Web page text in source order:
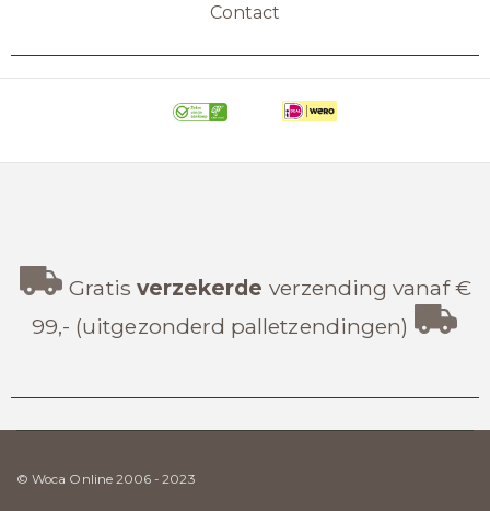
Contact
Gratis verzekerde verzending vanaf €
99,- (uitgezonderd palletzendingen)
© Woca Online 2006 - 2023